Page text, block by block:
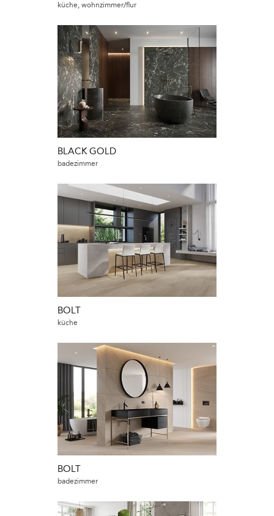
küche, wohnzimmer/flur
BLACK GOLD
badezimmer
BOLT
küche
BOLT
badezimmer